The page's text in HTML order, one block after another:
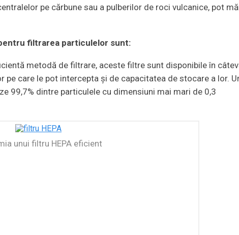
pe cărbune sau a pulberilor de roci vulcanice, pot
filtrarea particulelor sunt:
metodă de filtrare, aceste filtre sunt disponibile în
care le pot intercepta și de capacitatea de stocare a lor.
99,7% dintre particulele cu dimensiuni mai mari de 0,3
unui filtru HEPA eficient